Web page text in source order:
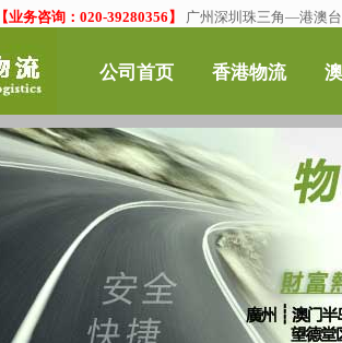
【业务咨询：020-39280356】 广州深圳珠三角—港澳
公司首页 香港物流